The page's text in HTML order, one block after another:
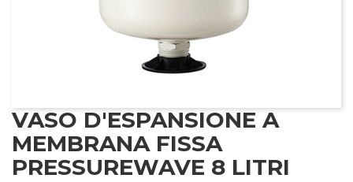
VASO D'ESPANSIONE A
MEMBRANA FISSA
PRESSUREWAVE 8 LITRI